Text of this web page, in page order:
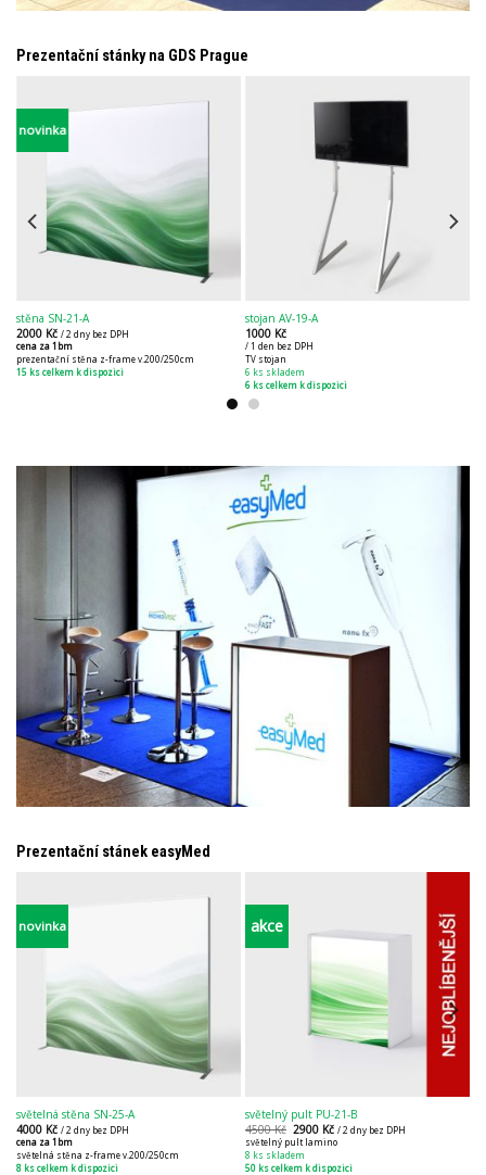
Prezentační stánky na GDS Prague
novinka
stěna SN-21-A
2000 Kč / 2 dny bez DPH
cena za 1bm
prezentační stěna z-frame v.200/250cm
15 ks celkem k dispozici
stojan AV-19-A
1000 Kč
/ 1 den bez DPH
TV stojan
6 ks skladem
6 ks celkem k dispozici
Prezentační stánek easyMed
novinka
světelná stěna SN-25-A
4000 Kč / 2 dny bez DPH
cena za 1bm
světelná stěna z-frame v.200/250cm
8 ks celkem k dispozici
akce
světelný pult PU-21-B
4500Kč 2900 Kč / 2 dny bez DPH
světelný pult lamino
8 ks skladem
50 ks celkem k dispozici